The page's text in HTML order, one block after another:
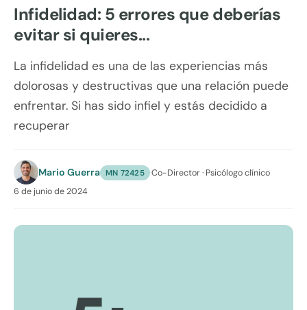
Infidelidad: 5 errores que deberías
evitar si quieres...
La infidelidad es una de las experiencias más
dolorosas y destructivas que una relación puede
enfrentar. Si has sido infiel y estás decidido a
recuperar
Mario Guerra MN 72425 ·Co-Director · Psicólogo clínico
6 de junio de 2024